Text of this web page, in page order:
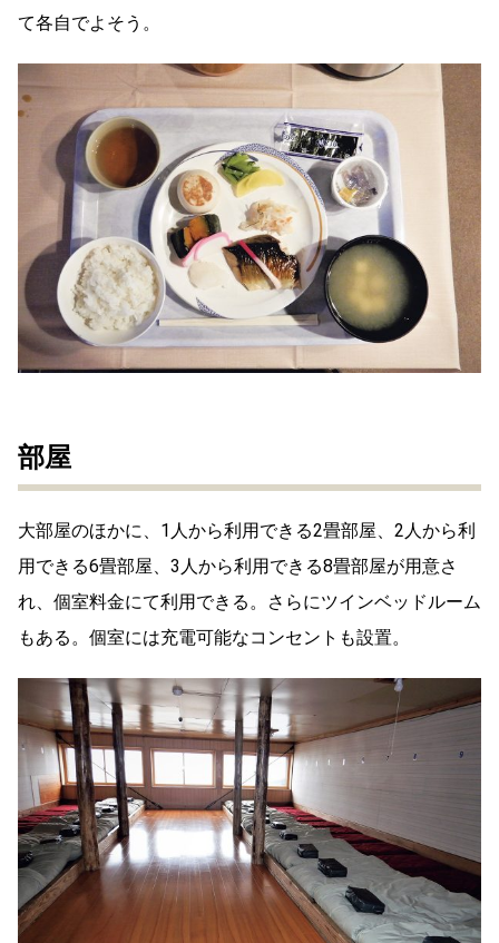
て各自でよそう。
部屋
大部屋のほかに、1人から利用できる2畳部屋、2人から利
用できる6畳部屋、3人から利用できる8畳部屋が用意さ
れ、個室料金にて利用できる。さらにツインベッドルーム
もある。個室には充電可能なコンセントも設置。